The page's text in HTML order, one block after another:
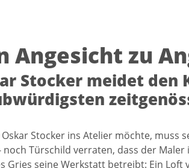
Angesicht zu
Stocker meidet den
Oskar Stocker ins Atelier möchte, muss
noch Türschild verraten, dass der
Gries seine Werkstatt betreibt: Ein